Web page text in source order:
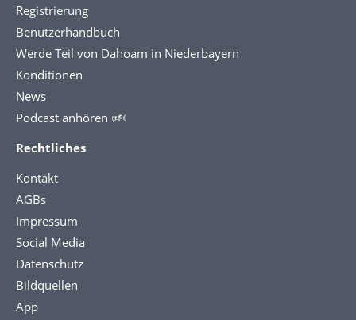
Registrierung
Benutzerhandbuch
Werde Teil von Dahoam in Niederbayern
Konditionen
News
Podcast anhören 🕬
Rechtliches
Kontakt
AGBs
Impressum
Social Media
Datenschutz
Bildquellen
App